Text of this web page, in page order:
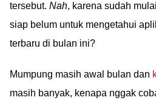
tersebut. Nah, karena sudah
siap belum untuk mengetahui
terbaru di bulan ini?
Mumpung masih awal bulan dan
masih banyak, kenapa nggak